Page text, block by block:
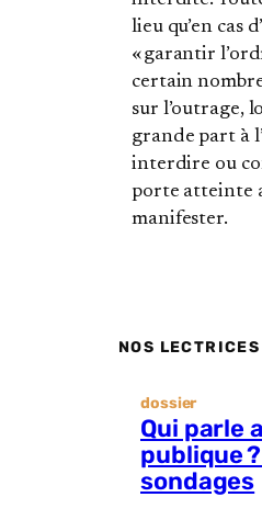
lieu qu’en cas
« garantir
certain
sur l’outrage,
grande part à
interdire ou
porte atteinte
manifester.
NOS
dossier
Qui parle
publique
sondages